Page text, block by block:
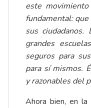
este
fundamental: que
sus ciudadanos.
grandes
seguros para
para sí mismos.
y razonables del
Ahora bien, en la